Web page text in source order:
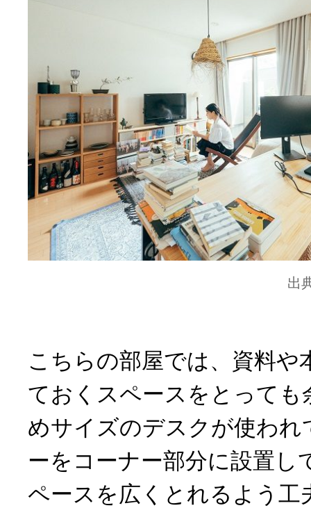
出
こちらの部屋では、資料や
ておくスペースをとっても
めサイズのデスクが使わ
ーをコーナー部分に設置し
ペースを広くとれるよう工